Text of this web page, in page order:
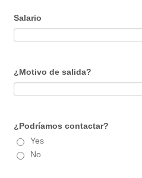
Salario
¿Motivo de salida?
¿Podríamos contactar?
Yes
No